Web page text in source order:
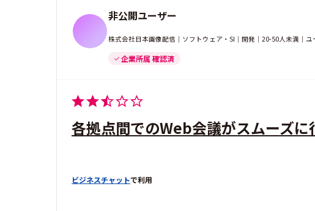
非公開ユーザー
株式会社日本画像配信｜ソフトウェア・SI｜開発｜20-50人未満｜ユ
企業所属 確認済
各拠点間でのWeb会議がスムーズに
ビジネスチャットで利用